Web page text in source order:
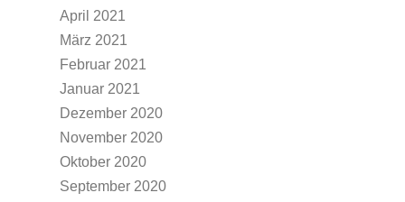
April 2021
März 2021
Februar 2021
Januar 2021
Dezember 2020
November 2020
Oktober 2020
September 2020